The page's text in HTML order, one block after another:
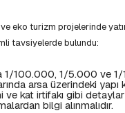
eko turizm projelerinde
tavsiyelerde bulundu:
1/100.000, 1/5.000 ve
arsa üzerindeki yapı
ve kat irtifakı gibi detaylar
bilgi alınmalıdır.